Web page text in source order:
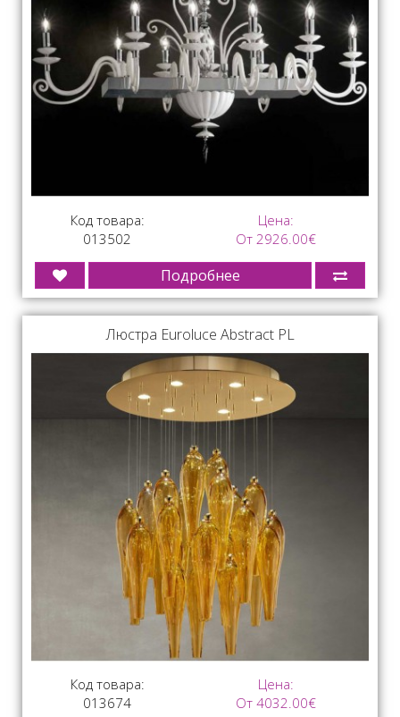
Код товара:
013502
Цена:
От 2926.00€
Подробнее
Люстра Euroluce Abstract PL
Код товара:
013674
Цена:
От 4032.00€